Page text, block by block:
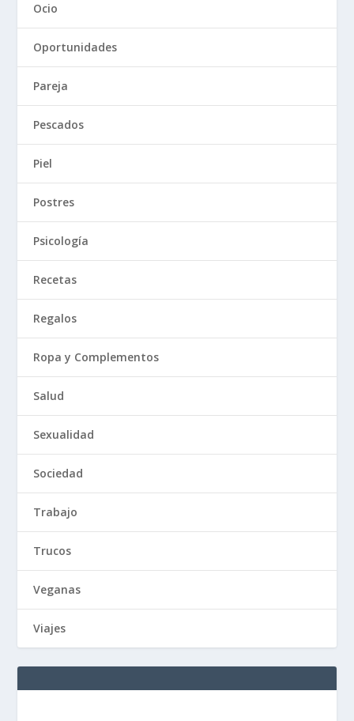
Ocio
Oportunidades
Pareja
Pescados
Piel
Postres
Psicología
Recetas
Regalos
Ropa y Complementos
Salud
Sexualidad
Sociedad
Trabajo
Trucos
Veganas
Viajes